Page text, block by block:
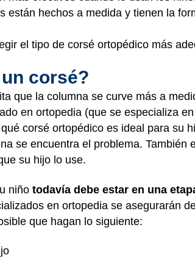
están hechos a medida y tienen la
el tipo de corsé ortopédico más
corsé?
que la columna se curve más a
en ortopedia (que se especializa
corsé ortopédico es ideal para su
se encuentra el problema.
su hijo lo use.
niño todavía debe estar en una
en ortopedia se asegurarán
que hagan lo siguiente: